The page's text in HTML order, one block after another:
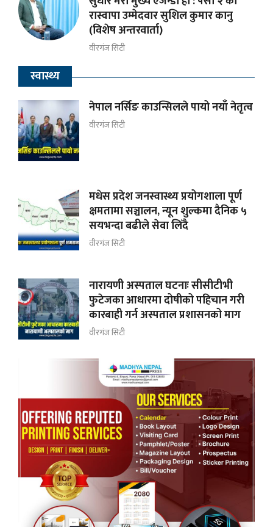
रास्वापा उम्मेदवार सुशिल कुमार कानु
(विशेष अन्तरवार्ता)
वीरगंज सिटी
स्वास्थ्य
नेपाल नर्सिङ काउन्सिलले पायो नयाँ नेतृत्व
वीरगंज सिटी
मधेस प्रदेश जनस्वास्थ्य प्रयोगशाला पूर्ण
क्षमतामा सञ्चालन, न्यून शुल्कमा दैनिक ५
सयभन्दा बढीले सेवा लिँदै
वीरगंज सिटी
नारायणी अस्पताल घटनाः सीसीटीभी
फुटेजका आधारमा दोषीको पहिचान गरी
कारबाही गर्न अस्पताल प्रशासनको माग
वीरगंज सिटी